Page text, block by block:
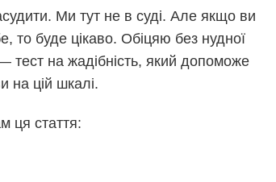
Ми тут не в суді. Але якщо ви
то буде цікаво. Обіцяю без нудної
тест на жадібність, який допоможе
на цій шкалі.
ця стаття: